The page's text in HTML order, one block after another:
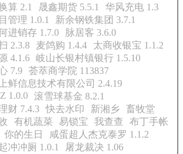
算 2.1
晟鑫期货 5.5.1
华风充电 1.3
管理 1.0.1
新余钢铁集团 3.7.1
进销存 1.7.0
脉居客 3.6.0
2.3.8
麦鸽购 1.4.4
太商收银宝 1.1.2
4.1.6 岐山长银村镇银行 1.5.10
7.9 荟萃商学院 113837
鲜信息技术有限公司 2.4.19
1.0.0 滚雪球基金 8.2.1
财 7.4.3 快去水印 新湘乡
畜牧堂
有机蔬菜 易锁宝 我查查
布丁手帐
你的生日
咸蛋超人杰克泰罗 1.1.2
冲冲厕 1.0.1
屠龙裁决 1.06